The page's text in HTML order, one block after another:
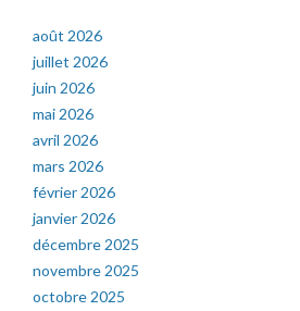
août 2026
juillet 2026
juin 2026
mai 2026
avril 2026
mars 2026
février 2026
janvier 2026
décembre 2025
novembre 2025
octobre 2025